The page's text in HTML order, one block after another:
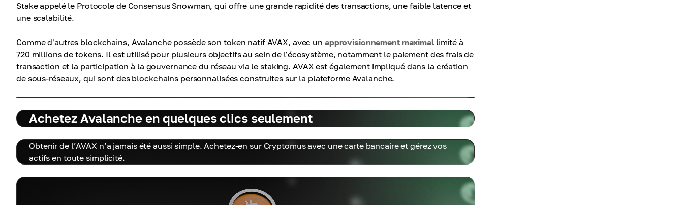
Stake appelé le Protocole de Consensus Snowman, qui offre une grande rapidité des transactions, une faible latence et
une scalabilité.
Comme d'autres blockchains, Avalanche possède son token natif AVAX, avec un approvisionnement maximallimité à
720 millions de tokens. Il est utilisé pour plusieurs objectifs au sein de l'écosystème, notamment le paiement des frais de
transaction et la participation à la gouvernance du réseau via le staking. AVAX est également impliqué dans la création
de sous-réseaux, qui sont des blockchains personnalisées construites sur la plateforme Avalanche.
Achetez Avalanche en quelques clics seulement
Obtenir de l’AVAX n’a jamais été aussi simple. Achetez-en sur Cryptomus avec une carte bancaire et gérez vos
actifs en toute simplicité.